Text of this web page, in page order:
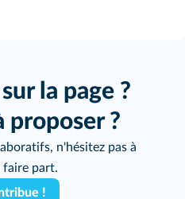
la page ?
proposer ?
n'hésitez pas à
faire part.
!